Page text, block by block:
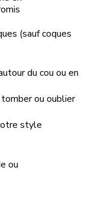
(sauf coques
du cou ou en
ou oublier
style
ou